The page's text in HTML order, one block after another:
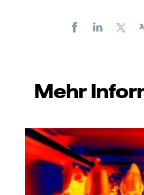
FacebookLinkedIn
Mehr